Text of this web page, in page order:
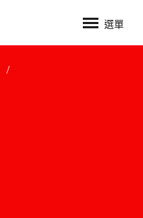
選單